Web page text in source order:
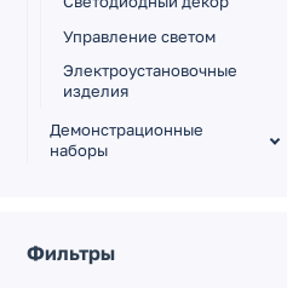
Управление светом
Электроустановочные
изделия
Демонстрационные
наборы
Оформление магазина
Фильтры